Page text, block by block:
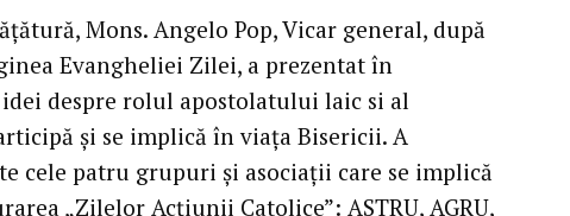
Mons. Angelo Pop, Vicar general, după
Evangheliei Zilei, a prezentat în
despre rolul apostolatului laic si al
şi se implică în viaţa Bisericii. A
cele patru grupuri şi asociaţii care se implică
„Zilelor Acţiunii Catolice”: ASTRU, AGRU,